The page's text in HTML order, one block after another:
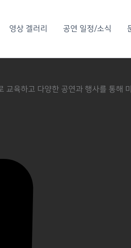
영상 겔러리 공연 일정/소식
육하고 다양한 공연과 행사를 통해